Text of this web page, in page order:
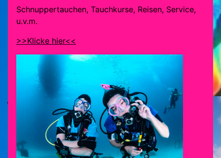
Schnuppertauchen, Tauchkurse, Reisen, Service,
u.v.m.
>>Klicke hier<<